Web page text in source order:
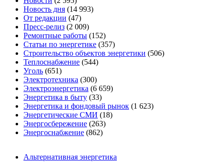
Новость дня (14 993)
От редакции (47)
Пресс-релиз (2 009)
Ремонтные работы (152)
Статьи по энергетике (357)
Строительство объектов энергетики (506)
Теплоснабжение (544)
Уголь (651)
Электротехника (300)
Электроэнергетика (6 659)
Энергетика в быту (33)
Энергетика и фондовый рынок (1 623)
Энергетические СМИ (18)
Энергосбережение (263)
Энергоснабжение (862)
Альтернативная энергетика